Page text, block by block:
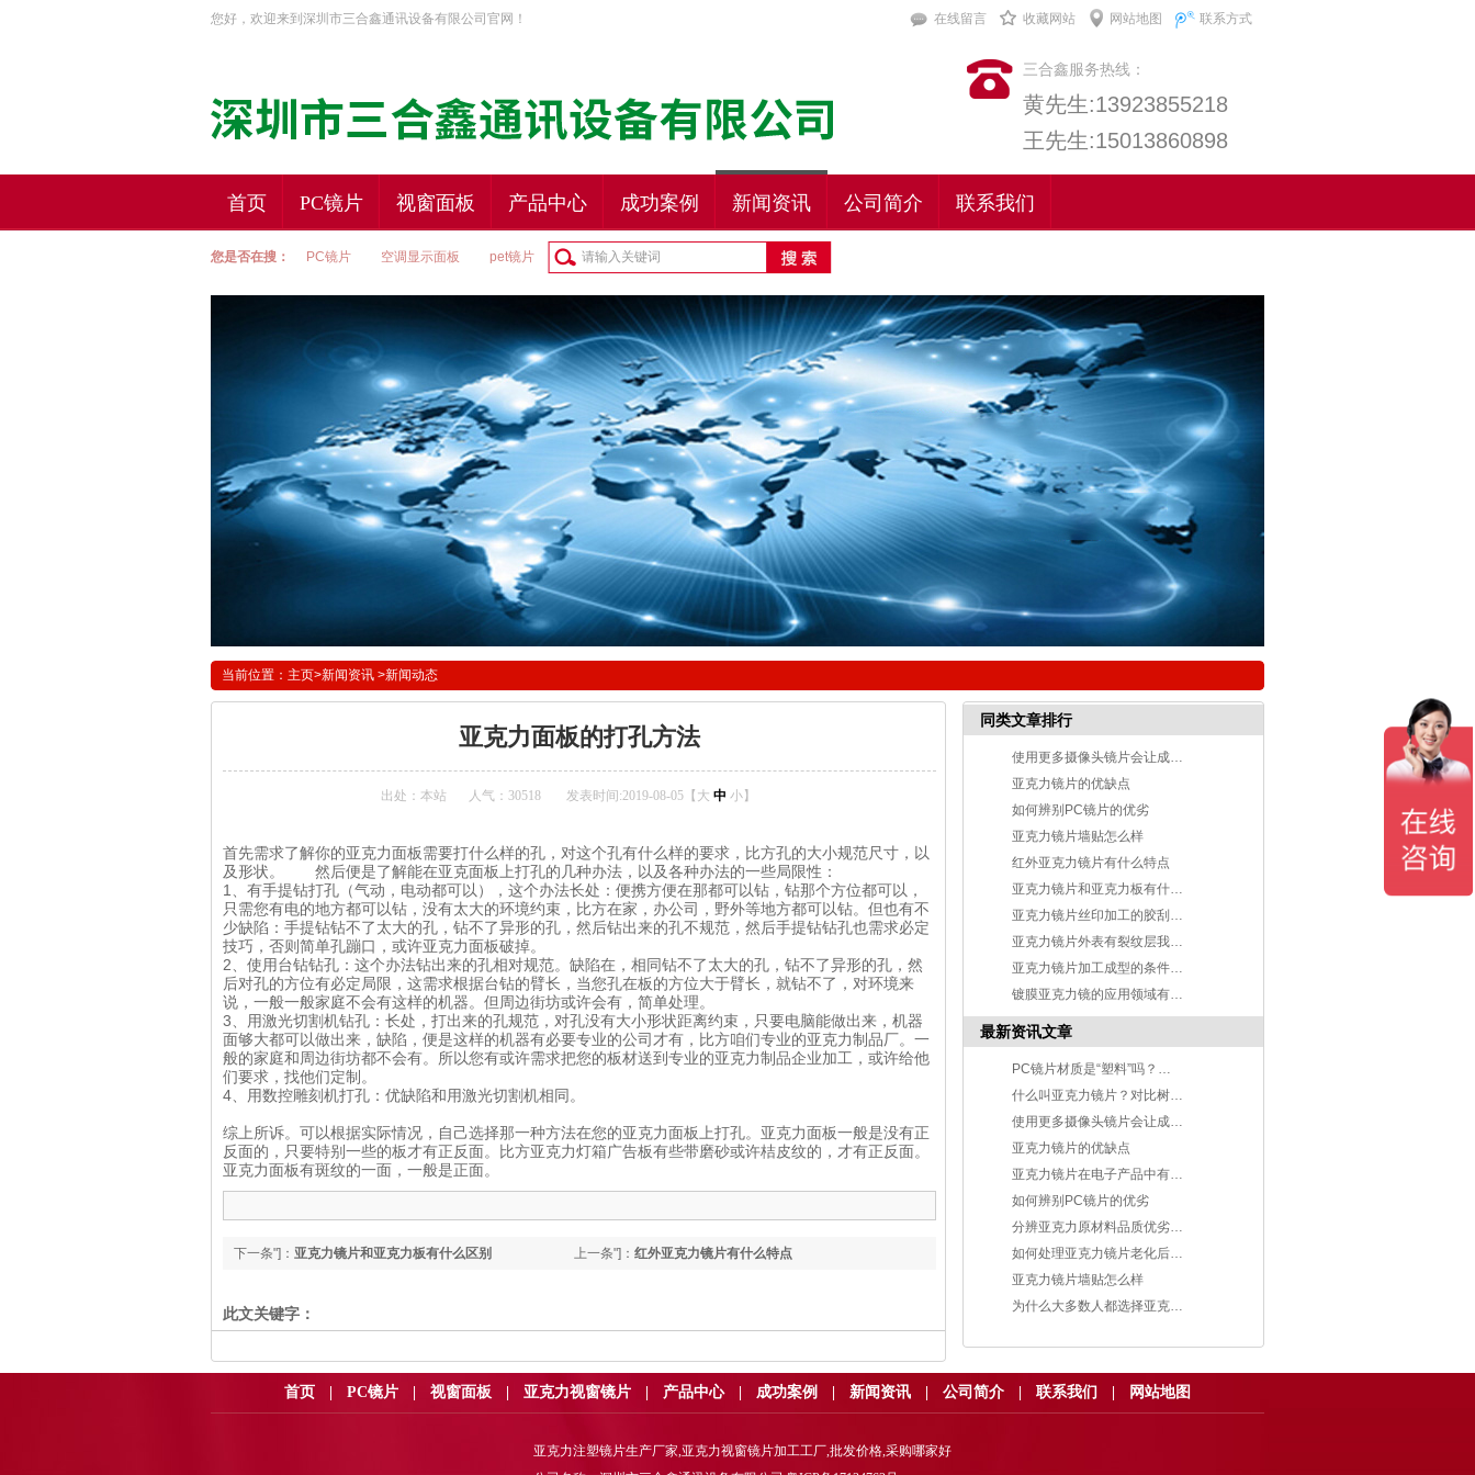
您好，欢迎来到深圳市三合鑫通讯设备有限公司官网！ 在线留言 收藏网站 网站地图 联系方式
三合鑫服务热线：
黄先生:13923855218
王先生:15013860898
首页 PC镜片 视窗面板 产品中心 成功案例 新闻资讯 公司简介 联系我们
您是否在搜： PC镜片 空调显示面板 pet镜片
当前位置： 主页>新闻资讯 >新闻动态
亚克力面板的打孔方法
出处：本站 人气：30518 发表时间:2019-08-05【 大 中 小】
首先需求了解你的亚克力面板需要打什么样的孔，对这个孔有什么样的要求，比方孔的大小规范尺寸，以
及形状。 然后便是了解能在亚克面板上打孔的几种办法，以及各种办法的一些局限性：
1、有手提钻打孔（气动，电动都可以），这个办法长处：便携方便在那都可以钻，钻那个方位都可以，
只需您有电的地方都可以钻，没有太大的环境约束，比方在家，办公司，野外等地方都可以钻。但也有不
少缺陷：手提钻钻不了太大的孔，钻不了异形的孔，然后钻出来的孔不规范，然后手提钻钻孔也需求必定
技巧，否则简单孔蹦口，或许亚克力面板破掉。
2、使用台钻钻孔：这个办法钻出来的孔相对规范。缺陷在，相同钻不了太大的孔，钻不了异形的孔，然
后对孔的方位有必定局限，这需求根据台钻的臂长，当您孔在板的方位大于臂长，就钻不了，对环境来
说，一般一般家庭不会有这样的机器。但周边街坊或许会有，简单处理。
3、用激光切割机钻孔：长处，打出来的孔规范，对孔没有大小形状距离约束，只要电脑能做出来，机器
面够大都可以做出来，缺陷，便是这样的机器有必要专业的公司才有，比方咱们专业的亚克力制品厂。一
般的家庭和周边街坊都不会有。所以您有或许需求把您的板材送到专业的亚克力制品企业加工，或许给他
们要求，找他们定制。
4、用数控雕刻机打孔：优缺陷和用激光切割机相同。
综上所诉。可以根据实际情况，自己选择那一种方法在您的亚克力面板上打孔。亚克力面板一般是没有正
反面的，只要特别一些的板才有正反面。比方亚克力灯箱广告板有些带磨砂或许桔皮纹的，才有正反面。
亚克力面板有斑纹的一面，一般是正面。
上一条"]： 红外亚克力镜片有什么特点
下一条"]： 亚克力镜片​和亚克力板有什么区别
此文关键字：
同类文章排行
使用更多摄像头镜片会让成相效果更好？
亚克力镜片的优缺点
如何辨别PC镜片的优劣
亚克力镜片墙贴怎么样
红外亚克力镜片有什么特点
亚克力镜片​和亚克力板有什么区别
亚克力镜片​丝印加工的胶刮要素有哪些
亚克力镜片​外表有裂纹层我们该如何解决
亚克力镜片加工成型的条件有哪些
镀膜亚克力镜的应用领域有哪些
最新资讯文章
PC镜片材质是“塑料”吗？优缺点有哪些
什么叫亚克力镜片？对比树脂镜片那个好？
使用更多摄像头镜片会让成相效果更好？
亚克力镜片的优缺点
亚克力镜片​在电子产品中有哪些作用
如何辨别PC镜片的优劣
分辨亚克力原材料品质优劣的办法有哪些
如何处理亚克力镜片老化后的问题
亚克力镜片墙贴怎么样
为什么大多数人都选择亚克力镜片
首页 PC镜片 视窗面板 亚克力视窗镜片 产品中心 成功案例 新闻资讯 公司简介 联系我们 网站地图
亚克力注塑镜片生产厂家,亚克力视窗镜片加工工厂,批发价格,采购哪家好